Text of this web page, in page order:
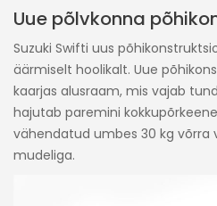
Uue põlvkonna
Suzuki Swifti uus
äärmiselt hoolikalt. Uue
kaarjas alusraam, mis vajab
hajutab paremini
vähendatud umbes 30 kg võrra
mudeliga.